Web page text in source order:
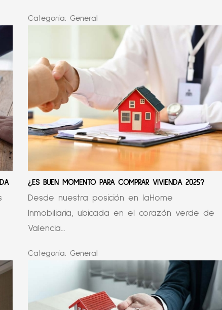
Categoría:General
¿ES BUEN MOMENTO PARA COMPRAR VIVIENDA 2025?
Desde nuestra posición en laHome
Inmobiliaria, ubicada en el corazón verde de
Valencia...
Categoría:General